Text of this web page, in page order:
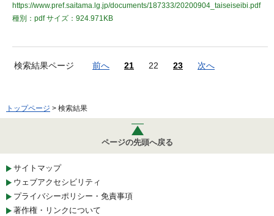
https://www.pref.saitama.lg.jp/documents/187333/20200904_taiseiseibi.pdf
種別：pdfサイズ：924.971KB
検索結果ページ 前へ 21 22 23 次へ
トップページ > 検索結果
ページの先頭へ戻る
サイトマップ
ウェブアクセシビリティ
プライバシーポリシー・免責事項
著作権・リンクについて